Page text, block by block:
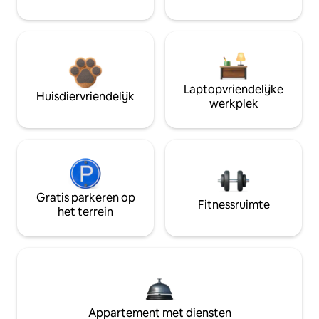
Huisdiervriendelijk
Laptopvriendelijke
werkplek
Gratis parkeren op
het terrein
Fitnessruimte
Appartement met diensten